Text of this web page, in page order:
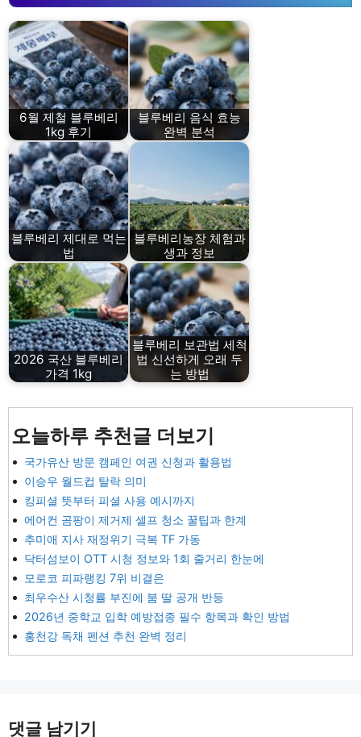
6월 제철 블루베리
1kg 후기
블루베리 음식 효능
완벽 분석
블루베리 제대로 먹는
법
블루베리농장 체험과
생과 정보
2026 국산 블루베리
가격 1kg
블루베리 보관법 세척
법 신선하게 오래 두
는 방법
오늘하루 추천글 더보기
국가유산 방문 캠페인 여권 신청과 활용법
이승우 월드컵 탈락 의미
킹피셜 뜻부터 피셜 사용 예시까지
에어컨 곰팡이 제거제 셀프 청소 꿀팁과 한계
추미애 지사 재정위기 극복 TF 가동
닥터섬보이 OTT 시청 정보와 1회 줄거리 한눈에
모로코 피파랭킹 7위 비결은
최우수산 시청률 부진에 붐 딸 공개 반등
2026년 중학교 입학 예방접종 필수 항목과 확인 방법
홍천강 독채 펜션 추천 완벽 정리
댓글 남기기